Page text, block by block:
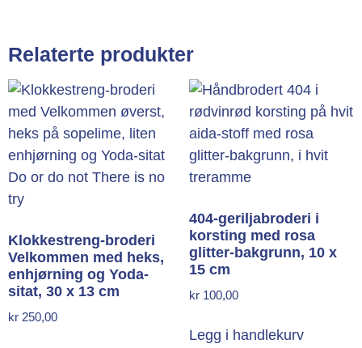
Relaterte produkter
Klokkestreng-broderi
Velkommen med heks,
enhjørning og Yoda-
sitat, 30 x 13 cm
kr 250,00
404-geriljabroderi i
korsting med rosa
glitter-bakgrunn, 10 x
15 cm
kr 100,00
Legg i handlekurv